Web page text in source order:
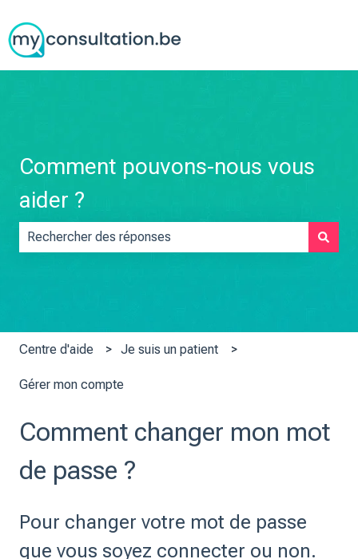
Comment pouvons-nous vous
aider ?
Centre d'aide Je suis un patient
Gérer mon compte
Comment changer mon mot
de passe ?
Pour changer votre mot de passe
que vous soyez connecter ou non.